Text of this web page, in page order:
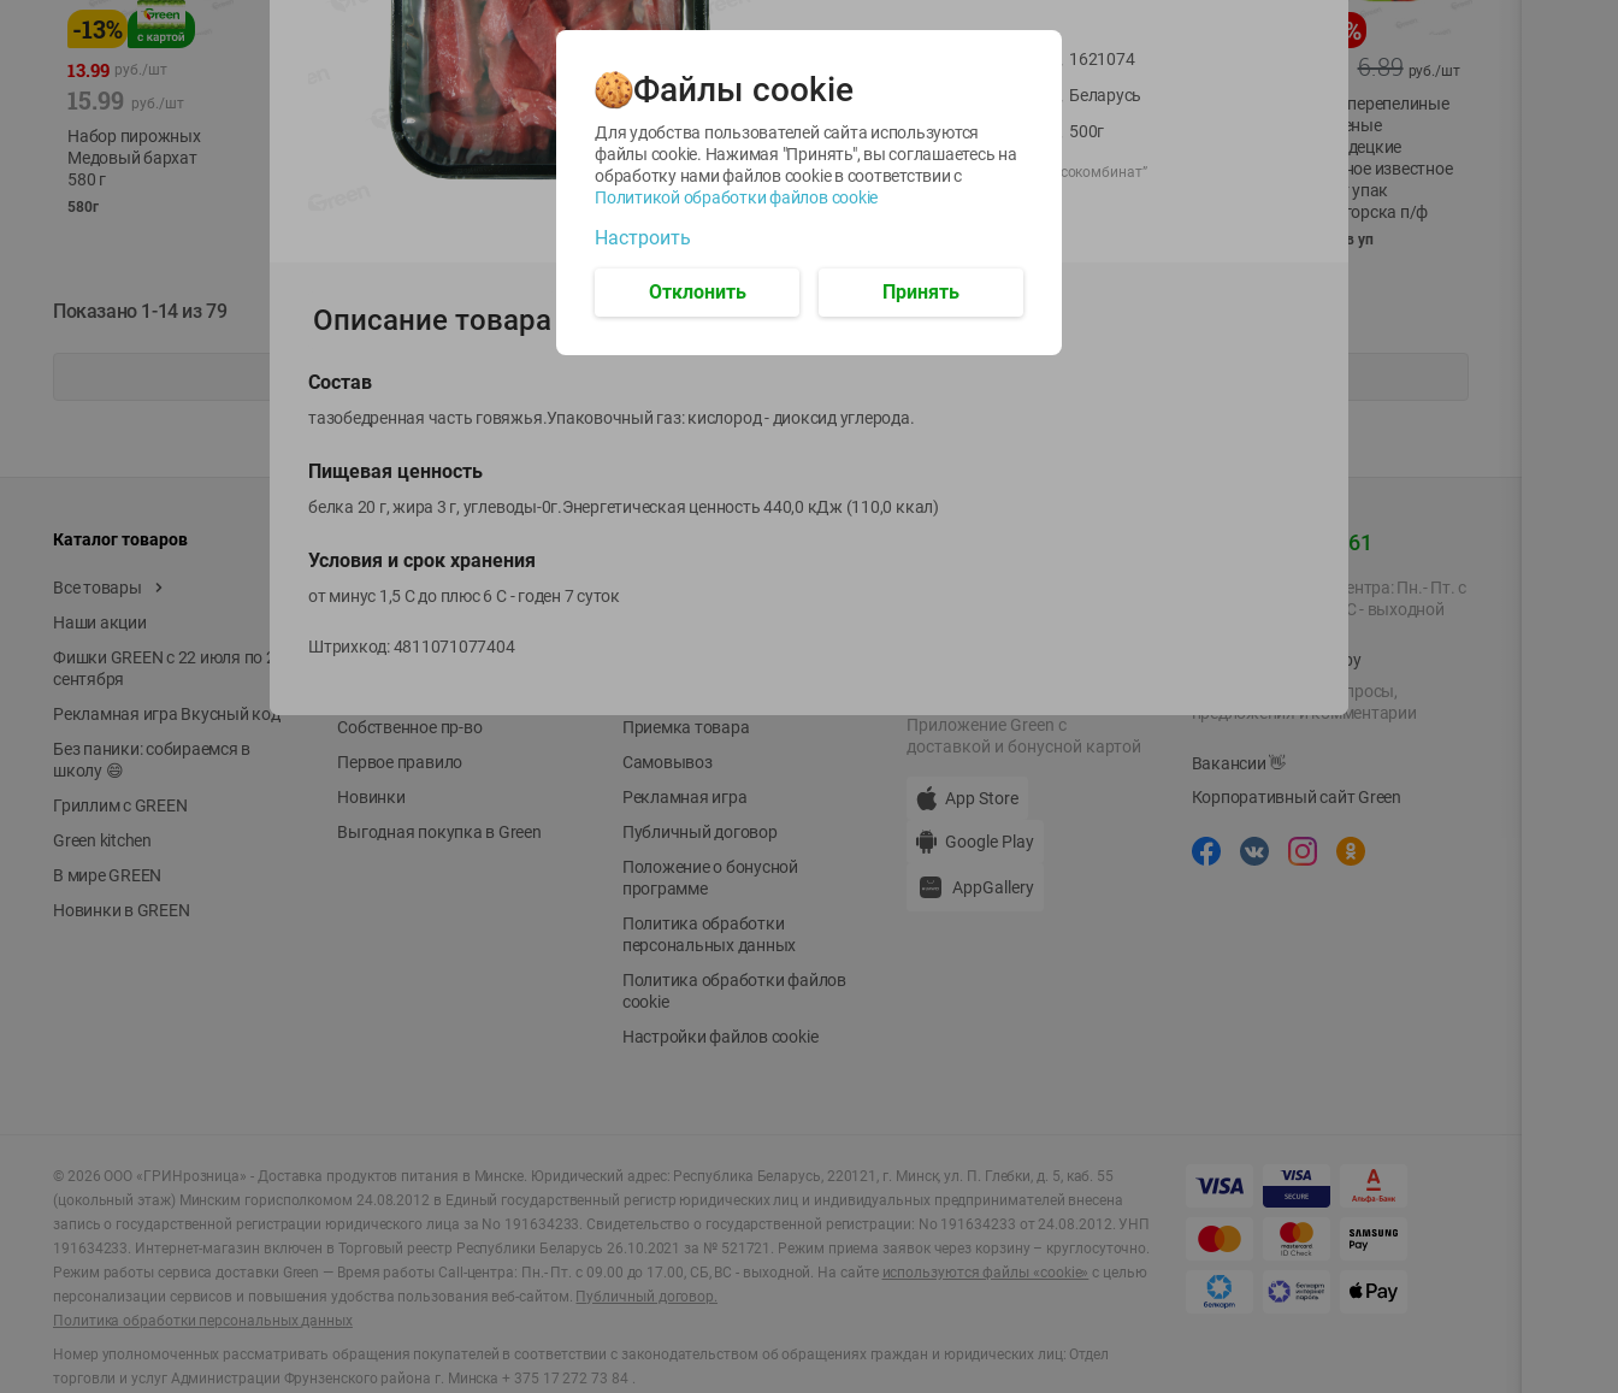
-13%
13.99 руб./шт
15.99 руб./шт
Набор пирожных
Медовый бархат
580 г
580г
Корм влаж. для
-24%
6.59
4.99 руб./шт
ТОФУ Vegetus
ТВЕРДЫЙ
230г
-22%
Икра
трески
тихоокеанской
деликатесная
Лунское море 120г
ж/б ключ
120г
-17%
сельди
тихоокеанской
Лунское море 120г
11.59
Масло Топленое
ГХИ Местное
200г
%
6.89 руб./шт
Яйца перепелиные
копченые
Молодецкие
Местное известное
20 шт упак
Солигорска п/ф
20шт в уп
Показано 1-14 из 79
Каталог товаров
Все товары
Наши акции
Фишки GREEN с 22 июля по 22
сентября
Рекламная игра Вкусный код
Без паники: собираемся в
школу 😄
Гриллим с GREEN
Green kitchen
В мире GREEN
Новинки в GREEN
Акции
ЭКОлиния
Собственное пр-во
Первое правило
Новинки
Выгодная покупка в Green
Приемка товара
Самовывоз
Рекламная игра
Публичный договор
Положение о бонусной
программе
Политика обработки
персональных данных
Политика обработки файлов
cookie
Настройки файлов cookie
Приложение Green c
доставкой и бонусной картой
App Store
Google Play
AppGallery
+375 44 560-60-61
Время работы Call-центра: Пн.- Пт. с
09.00 до 17.00, СБ, ВС - выходной
shop@green-market.by
Пишите нам свои вопросы,
предложения и комментарии
Вакансии👋
Корпоративный сайт Green
© 2026 ООО «ГРИНрозница» - Доставка продуктов питания в Минске. Юридический адрес: Республика Беларусь, 220121, г. Минск, ул. П. Глебки, д. 5, каб. 55
(цокольный этаж) Минским горисполкомом 24.08.2012 в Единый государственный регистр юридических лиц и индивидуальных предпринимателей внесена
запись о государственной регистрации юридического лица за No 191634233. Свидетельство о государственной регистрации: No 191634233 от 24.08.2012. УНП
191634233. Интернет-магазин включен в Торговый реестр Республики Беларусь 26.10.2021 за № 521721. Режим приема заявок через корзину – круглосуточно.
Режим работы сервиса доставки Green — Время работы Call-центра: Пн.- Пт. с 09.00 до 17.00, СБ, ВС - выходной. На сайте используются файлы «cookie» с целью
персонализации сервисов и повышения удобства пользования веб-сайтом. Публичный договор.
Политика обработки персональных данных
Номер уполномоченных рассматривать обращения покупателей в соответствии с законодательством об обращениях граждан и юридических лиц: Отдел
торговли и услуг Администрации Фрунзенского района г. Минска + 375 17 272 73 84 .
1621074
Страна пр-ва
Беларусь
Масса / Объем
500г
Производитель:ОАО “Пинский мясокомбинат”
Штрихкод:
Описание товара
Состав
тазобедренная часть говяжья.Упаковочный газ: кислород - диоксид углерода.
Пищевая ценность
белка 20 г, жира 3 г, углеводы-0г.Энергетическая ценность 440,0 кДж (110,0 ккал)
Условия и срок хранения
от минус 1,5 С до плюс 6 С - годен 7 суток
Штрихкод:4811071077404
Файлы cookie
Для удобства пользователей сайта используются
файлы cookie. Нажимая "Принять", вы соглашаетесь на
обработку нами файлов cookie в соответствии с
Политикой обработки файлов cookie
Настроить
Отклонить Принять